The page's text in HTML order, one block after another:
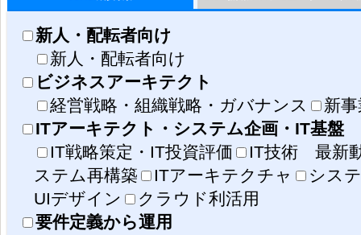
新人・配転者向け
新人・配転者向け
ビジネスアーキテクト
経営戦略・組織戦略・ガバナンス
新
ITアーキテクト・システム企画・IT基盤
IT戦略策定・IT投資評価
IT技術 最新
ステム再構築
ITアーキテクチャ
シス
UIデザイン
クラウド利活用
要件定義から運用